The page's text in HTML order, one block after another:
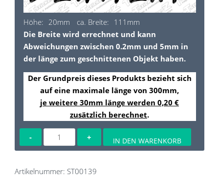
Höhe: 20 ca. Breite: 111
Die Breite wird errechnet und kann
Abweichungen zwischen 0.2mm und 5mm in
der länge zum geschnittenen Objekt haben.
Der Grundpreis dieses Produkts bezieht sich
auf eine maximale länge von 300mm,
je weitere 30mm länge werden 0,20 €
zusätzlich berechnet.
Custom
Sticker
IN DEN WARENKORB
Artikelnummer: ST00139